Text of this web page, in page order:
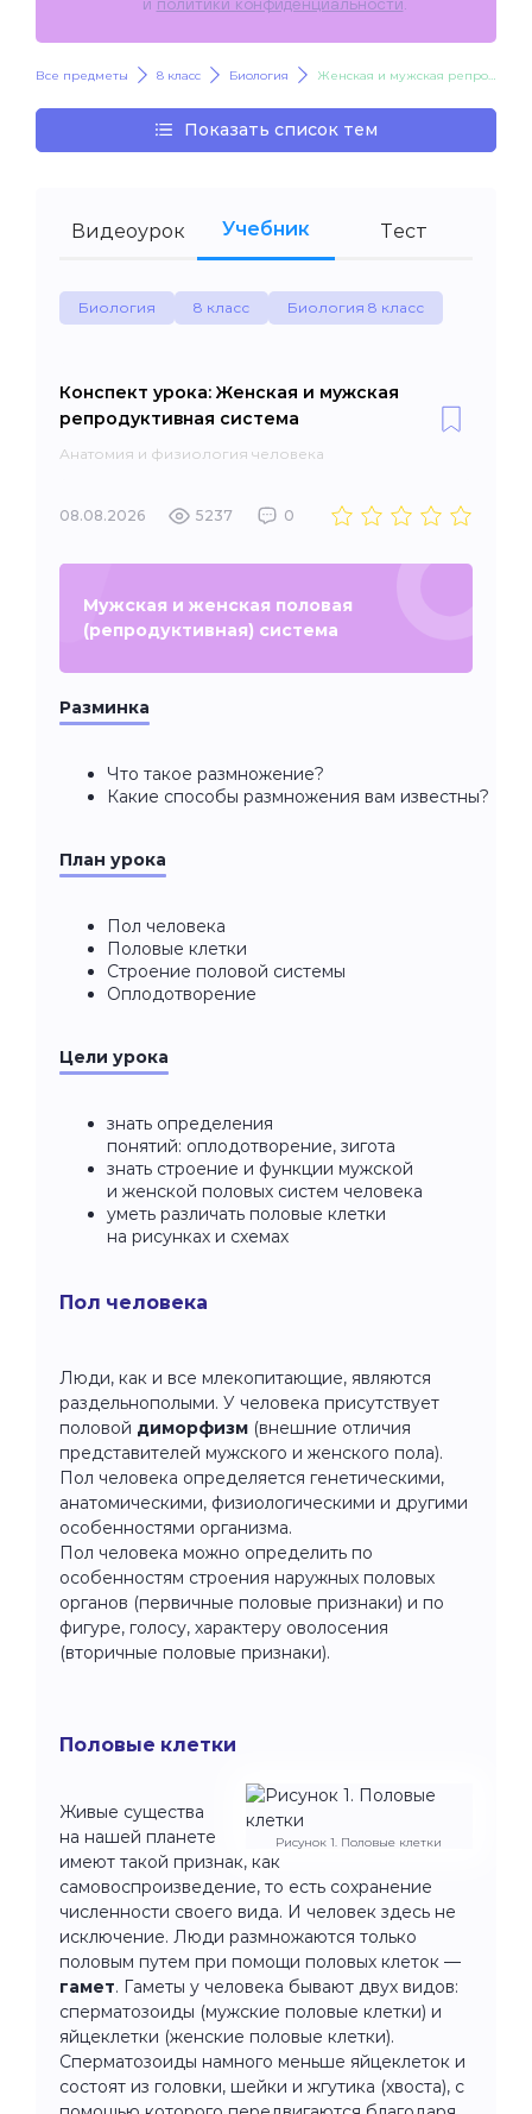
Все предметы 8 класс Биология Женская и мужская репродуктивная система
Показать список тем
Видеоурок Учебник Тест
Биология 8 класс Биология 8 класс
Конспект урока: Женская и мужская
репродуктивная система
Анатомия и физиология человека
08.08.2026 5237 0
Мужская и женская половая
(репродуктивная) система
Разминка
Что такое размножение?
Какие способы размножения вам известны?
План урока
Пол человека
Половые клетки
Строение половой системы
Оплодотворение
Цели урока
знать определения
понятий: оплодотворение, зигота
знать строение и функции мужской
и женской половых систем человека
уметь различать половые клетки
на рисунках и схемах
Пол человека
Люди, как и все млекопитающие, являются
раздельнополыми. У человека присутствует
половой диморфизм (внешние отличия
представителей мужского и женского пола).
Пол человека определяется генетическими,
анатомическими, физиологическими и другими
особенностями организма.
Пол человека можно определить по
особенностям строения наружных половых
органов (первичные половые признаки) и по
фигуре, голосу, характеру оволосения
(вторичные половые признаки).
Половые клетки
Рисунок 1. Половые клетки
Живые существа
на нашей планете
имеют такой признак, как
самовоспроизведение, то есть сохранение
численности своего вида. И человек здесь не
исключение. Люди размножаются только
половым путем при помощи половых клеток —
гамет. Гаметы у человека бывают двух видов:
сперматозоиды (мужские половые клетки) и
яйцеклетки (женские половые клетки).
Сперматозоиды намного меньше яйцеклеток и
состоят из головки, шейки и жгутика (хвоста), с